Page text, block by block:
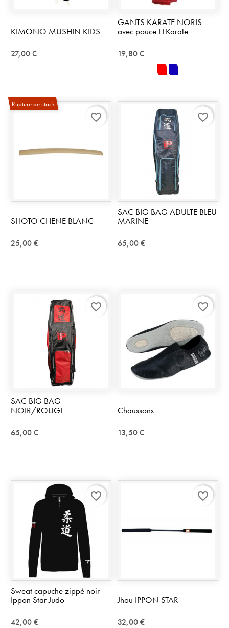
KIMONO MUSHIN KIDS
27,00 €
GANTS KARATE NORIS
avec pouce FFKarate
19,80 €
rouge
Rupture de stock
SHOTO CHENE BLANC
25,00 €
favorite_border
SAC BIG BAG ADULTE BLEU
MARINE
65,00 €
favorite_border
SAC BIG BAG
NOIR/ROUGE
65,00 €
favorite_border
Chaussons
13,50 €
favorite_border
Sweat capuche zippé noir
Ippon Star Judo
42,00 €
favorite_border
Jhou IPPON STAR
32,00 €
favorite_border